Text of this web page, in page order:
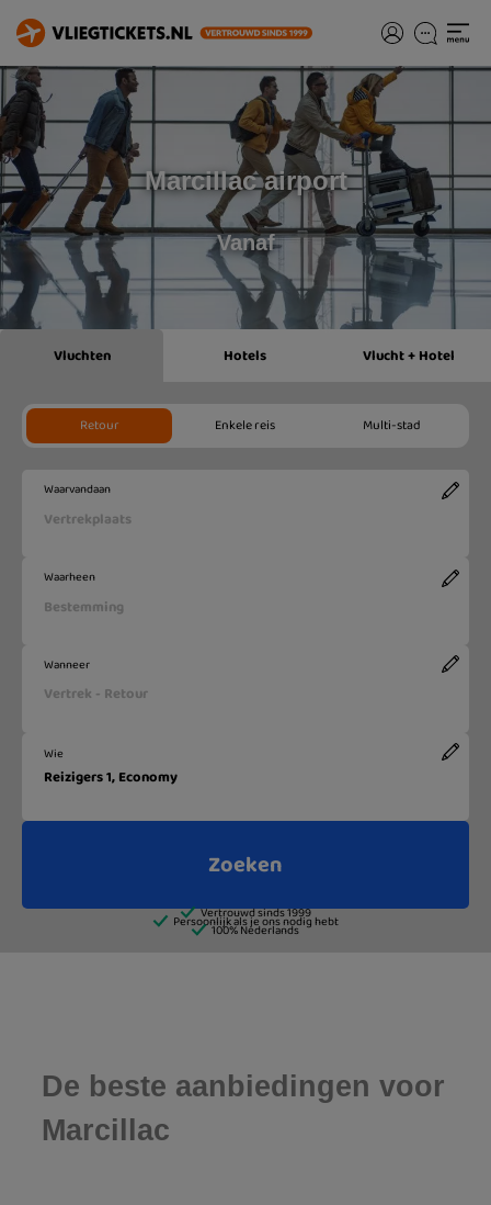
Marcillac airport
Vanaf
De beste aanbiedingen voor
Marcillac